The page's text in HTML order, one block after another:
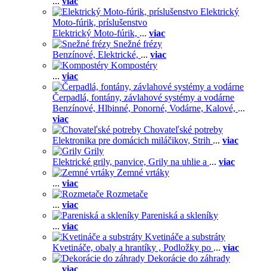
Elektrický
Moto-fúrik, príslušenstvo
Elektrický Moto-fúrik, ... viac
Snežné frézy
Benzínové, Elektrické, ... viac
Kompostéry
... viac
Čerpadlá, fontány, závlahové systémy a vodárne
Benzínové, Hlbinné, Ponorné, Vodárne, Kalové, ...
viac
Chovateľské potreby
Elektronika pre domácich miláčikov, Strih ... viac
Grily
Elektrické grily, panvice, Grily na uhlie a ... viac
Zemné vrtáky
... viac
Rozmetače
... viac
Pareniská a skleníky
... viac
Kvetináče a substráty
Kvetináče, obaly a hrantíky , Podložky po ... viac
Dekorácie do záhrady
... viac